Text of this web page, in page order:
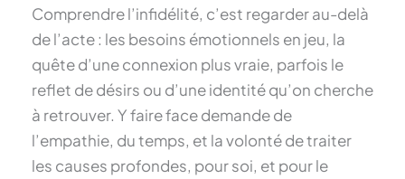
Comprendre l’infidélité, c’est regarder au-delà
de l’acte : les besoins émotionnels en jeu, la
quête d’une connexion plus vraie, parfois le
reflet de désirs ou d’une identité qu’on cherche
à retrouver. Y faire face demande de
l’empathie, du temps, et la volonté de traiter
les causes profondes, pour soi, et pour le